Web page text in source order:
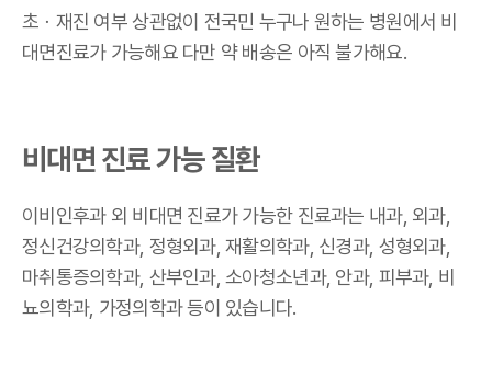
초 ㆍ재진 여부 상관없이 전국민 누구나 원하는 병원에서 비
대면진료가 가능해요다만 약 배송은 아직 불가해요.
비대면 진료 가능 질환
이비인후과 외 비대면 진료가 가능한 진료과는 내과, 외과,
정신건강의학과, 정형외과, 재활의학과, 신경과, 성형외과,
마취통증의학과, 산부인과, 소아청소년과, 안과, 피부과, 비
뇨의학과, 가정의학과 등이 있습니다.